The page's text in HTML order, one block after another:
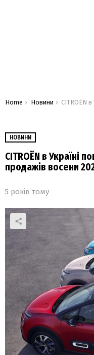
You are here:
Home Новини CITROЁN в Україні показує вражаючі
НОВИНИ
CITROЁN в Україні
продажів восени
5 років тому